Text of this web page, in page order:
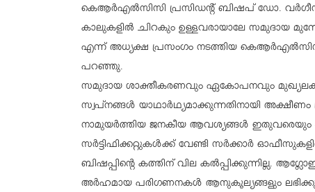
കെആര്‍എല്‍സിസി പ്രസിഡന്റ് ബിഷപ് ഡോ.
കാലുകളില്‍ ചിറകും ഉള്ളവരായാലേ സമുദായ
എന്ന് അധ്യക്ഷ പ്രസംഗം നടത്തിയ
പറഞ്ഞു.
സമുദായ ശാക്തീകരണവും ഏകോപനവും
സ്വപ്നങ്ങള്‍ യാഥാര്‍ഥ്യമാക്കുന്നതിനായി
നാമുയര്‍ത്തിയ ജനകീയ ആവശ്യങ്ങള്‍ ഇതുവരെയും
സര്‍ട്ടിഫിക്കറ്റുകള്‍ക്ക് വേണ്ടി സര്‍ക്കാര്‍
ബിഷപ്പിന്റെ കത്തിന് വില കല്‍പ്പിക്കുന്നില്ല.
അര്‍ഹമായ പരിഗണനകള്‍ ആനുകൂല്യങ്ങളും